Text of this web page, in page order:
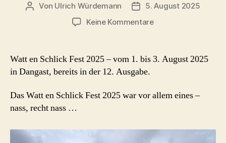
Beitragsautor
Von Ulrich Würdemann Beitragsdatum
5. August 2025
Keine Kommentarezu
Schlick
Watt en Schlick Fest 2025 – vom 1. bis 3. August 2025
in Dangast, bereits in der 12. Ausgabe.
Das Watt en Schlick Fest 2025 war vor allem eines –
nass, recht nass …